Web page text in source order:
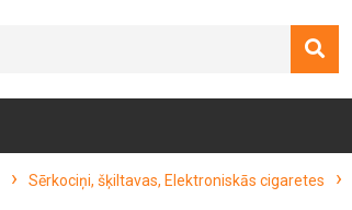
Sērkociņi, šķiltavas, Elektroniskās cigaretes